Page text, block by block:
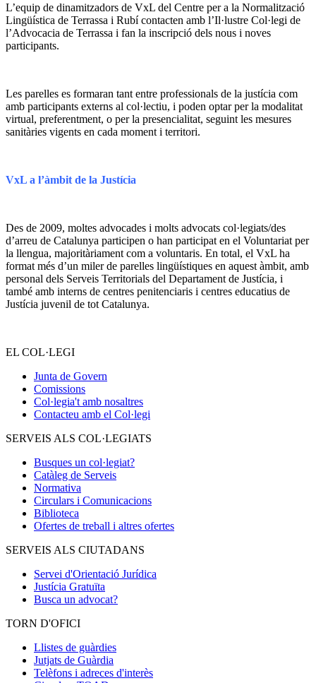
L’equip de dinamitzadors de VxL del Centre per a la Normalització
Lingüística de Terrassa i Rubí contacten amb l’Il·lustre Col·legi de
l’Advocacia de Terrassa i fan la inscripció dels nous i noves
participants.
Les parelles es formaran tant entre professionals de la justícia com
amb participants externs al col·lectiu, i poden optar per la modalitat
virtual, preferentment, o per la presencialitat, seguint les mesures
sanitàries vigents en cada moment i territori.
VxL a l’àmbit de la Justícia
Des de 2009, moltes advocades i molts advocats col·legiats/des
d’arreu de Catalunya participen o han participat en el Voluntariat per
la llengua, majoritàriament com a voluntaris. En total, el VxL ha
format més d’un miler de parelles lingüístiques en aquest àmbit, amb
personal dels Serveis Territorials del Departament de Justícia, i
també amb interns de centres penitenciaris i centres educatius de
Justícia juvenil de tot Catalunya.
EL COL·LEGI
Junta de Govern
Comissions
Col·legia't amb nosaltres
Contacteu amb el Col·legi
SERVEIS ALS COL·LEGIATS
Busques un col·legiat?
Catàleg de Serveis
Normativa
Circulars i Comunicacions
Biblioteca
Ofertes de treball i altres ofertes
SERVEIS ALS CIUTADANS
Servei d'Orientació Jurídica
Justícia Gratuïta
Busca un advocat?
TORN D'OFICI
Llistes de guàrdies
Jutjats de Guàrdia
Telèfons i adreces d'interès